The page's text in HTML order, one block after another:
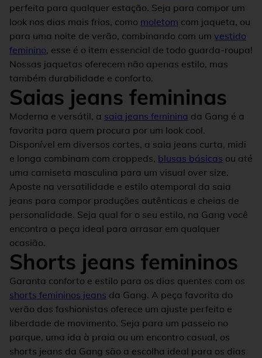
perfeita para qualquer estação. Seja para compor um
look nos dias mais frios, como moletom com jaqueta, ou
para uma noite de verão, combinando com um vestido
feminino, esse é o item essencial de todo guarda-roupa!
Nossas jaquetas oferecem não apenas estilo, mas
também durabilidade e conforto.
Saias jeans femininas
Moderna e versátil, a saia jeans feminina da Gang é a
favorita para quem procura por um look cool.
Disponível em diversos cortes, a saia jeans curta, midi
e longa combinam com croppeds, blusas básicas ou até
uma camiseta masculina para um visual over size.
Aposte na versatilidade e estilo atemporal da saia
jeans para compor produções autênticas e cheias de
personalidade. Seja qual for o seu estilo, na Gang você
encontra a peça ideal para arrasar em qualquer
ocasião.
Shorts jeans femininos
Garanta conforto e estilo para os dias quentes com os
shorts femininos jeans da Gang. A peça favorita do
verão das fashionistas oferece um ajuste perfeito e
liberdade de movimento. Seja para um passeio no
parque, uma ida à praia ou um encontro casual, os
shorts jeans da Gang são a escolha ideal para os dias